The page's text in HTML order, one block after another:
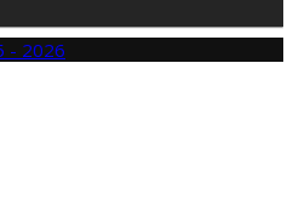
- 2026